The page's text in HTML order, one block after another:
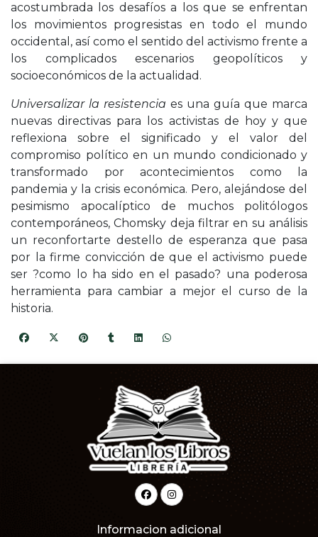
acostumbrada los desafíos a los que se enfrentan
los movimientos progresistas en todo el mundo
occidental, así como el sentido del activismo frente a
los complicados escenarios geopolíticos y
socioeconómicos de la actualidad.
Universalizar la resistencia es una guía que marca
nuevas directivas para los activistas de hoy y que
reflexiona sobre el significado y el valor del
compromiso político en un mundo condicionado y
transformado por acontecimientos como la
pandemia y la crisis económica. Pero, alejándose del
pesimismo apocalíptico de muchos politólogos
contemporáneos, Chomsky deja filtrar en su análisis
un reconfortarte destello de esperanza que pasa
por la firme convicción de que el activismo puede
ser ?como lo ha sido en el pasado? una poderosa
herramienta para cambiar a mejor el curso de la
historia.
Informacion adicional